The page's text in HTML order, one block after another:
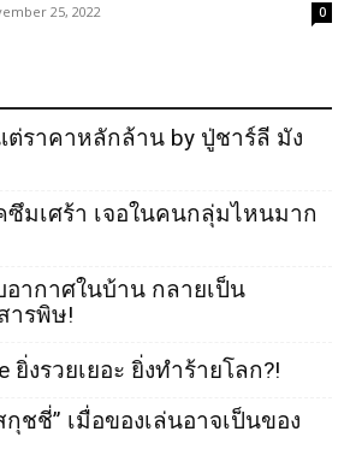
25, 2022 0
ราคาหลักล้าน by ปู่ชาร์ลี มัง
ซึมเศร้า เจอในคนกลุ่มไหนมาก
ากาศในบ้าน กลายเป็น
ารพิษ!
ยิ่งรวยเยอะ ยิ่งทำร้ายโลก?!
กุชชี่” เมื่อของเล่นอาจเป็นของ